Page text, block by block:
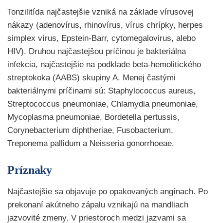
Tonzilitída najčastejšie vzniká na základe vírusovej
nákazy (adenovírus, rhinovírus, vírus chrípky, herpes
simplex vírus, Epstein-Barr, cytomegalovirus, alebo
HIV). Druhou najčastejšou príčinou je bakteriálna
infekcia, najčastejšie na podklade beta-hemolitického
streptokoka (AABS) skupiny A. Menej častými
bakteriálnymi príčinami sú: Staphylococcus aureus,
Streptococcus pneumoniae, Chlamydia pneumoniae,
Mycoplasma pneumoniae, Bordetella pertussis,
Corynebacterium diphtheriae, Fusobacterium,
Treponema pallidum a Neisseria gonorrhoeae.
Príznaky
Najčastejšie sa objavuje po opakovaných angínach. Po
prekonaní akútneho zápalu vznikajú na mandliach
jazvovité zmeny. V priestoroch medzi jazvami sa